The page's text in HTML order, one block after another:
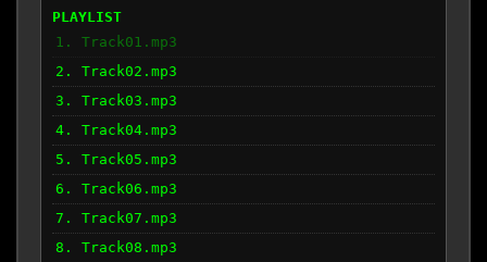
PLAYLIST
1. Track01.mp3
2. Track02.mp3
3. Track03.mp3
4. Track04.mp3
5. Track05.mp3
6. Track06.mp3
7. Track07.mp3
8. Track08.mp3